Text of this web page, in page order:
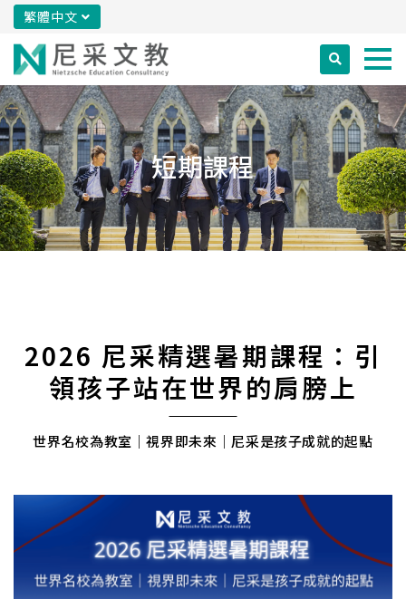
繁體中文
短期課程
2026 尼采精選暑期課程：引
領孩子站在世界的肩膀上
世界名校為教室｜視界即未來｜尼采是孩子成就的起點